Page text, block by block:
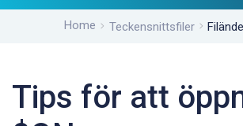
Home Teckensnittsfiler
Tips för att